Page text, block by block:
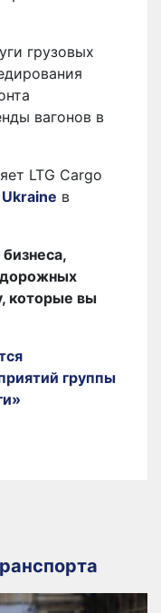
грузовых
вагонов в
LTG Cargo
в
которые вы
группы